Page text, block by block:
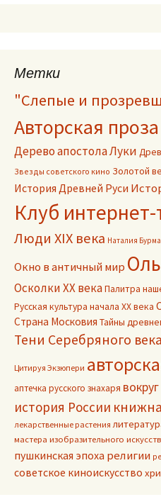
Метки
"Слепые и
Авторская проза
Дерево апостола Луки
Звезды советского кино Золотой
История Древней Руси
Клуб
Люди XIX века Наталия
Окно в античный мир
Осколки ХХ векаПалитра
Русская культура начала ХХ века
Страна Московия Тайны
Тени Серебряного века
Цитируя Экзюпери
аптечка русского знахаря
история России
лекарственные растения
мастера изобразительного
пушкинская эпоха религии
советское киноискусство